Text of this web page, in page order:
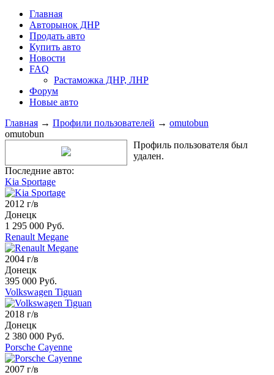
Главная
Авторынок ДНР
Продать авто
Купить авто
Новости
FAQ
Растаможка ДНР, ЛНР
Форум
Новые авто
Главная → Профили пользователей → omutobun
omutobun
Профиль пользователя был
удален.
Последние авто:
Kia Sportage
2012 г/в
Донецк
1 295 000 Руб.
Renault Megane
2004 г/в
Донецк
395 000 Руб.
Volkswagen Tiguan
2018 г/в
Донецк
2 380 000 Руб.
Porsche Cayenne
2007 г/в